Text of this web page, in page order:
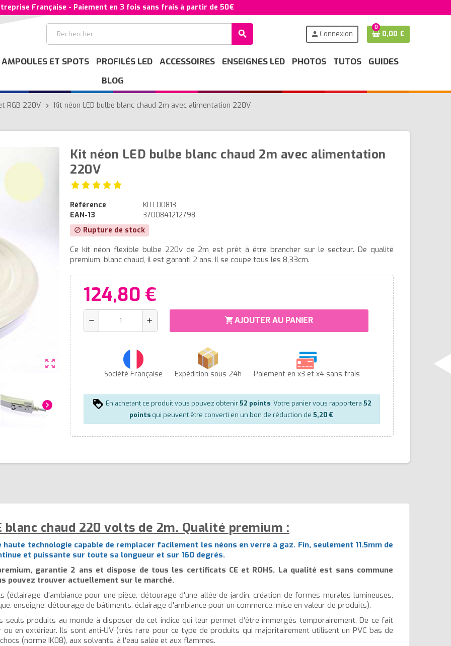
Française - Paiement en 3 fois sans frais à partir de 50€
search person Connexion
0
0,00 €
AMPOULES ET SPOTS PROFILÉS LED ACCESSOIRES ENSEIGNES LED PHOTOS TUTOS
GUIDES
BLOG
RGB 220V chevron_right Kit néon LED bulbe blanc chaud 2m avec alimentation 220V
zoom_out_map
chevron_right
Kit néon LED bulbe blanc chaud 2m avec alimentation
220V
Référence
KITL00813
EAN-13
3700841212798
block Rupture de stock
Ce kit néon flexible bulbe 220v de 2m est prêt à être brancher sur le secteur. De qualité
premium, blanc chaud, il est garanti 2 ans. Il se coupe tous les 8,33cm.
124,80 €
remove add shopping_cartAJOUTER AU PANIER
Société Française Expédition sous 24h Paiement en x3 et x4 sans frais
En achetant ce produit vous pouvez obtenir52 points. Votre panier vous rapportera52
pointsqui peuvent être converti en un bon de réduction de 5,20 €.
chaud 220 volts de 2m. Qualité premium :
haute technologie capable de remplacer facilement les néons en verre à gaz. Fin, seulement 11.5mm de
et puissante sur toute sa longueur et sur 160 degrés.
garantie 2 ans et dispose de tous les certificats CE et ROHS. La qualité est sans commune
pouvez trouver actuellement sur le marché.
d'ambiance pour une pièce, détourage d'une allée de jardin, création de formes murales lumineuses,
enseigne, détourage de bâtiments, éclairage d'ambiance pour un commerce, mise en valeur de produits).
seuls produits au monde à disposer de cet indice qui leur permet d'être immergés temporairement. De ce fait
en extérieur. Ils sont anti-UV (très rare pour ce type de produits qui majoritairement utilisent un PVC bas de
(norme IK08), aux solvants, à l'eau salée et aux flammes.